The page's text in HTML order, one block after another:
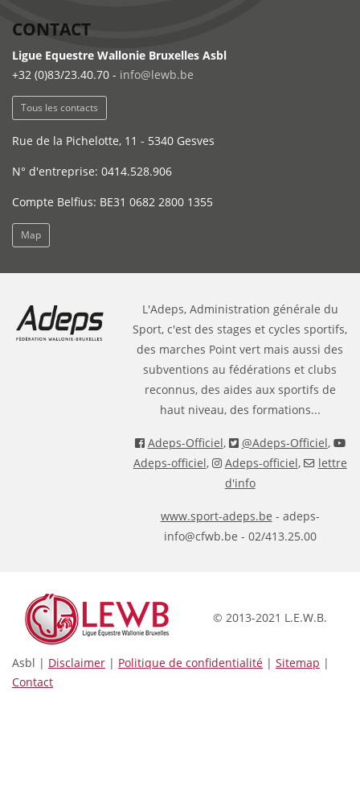
CONTACT
Ligue Equestre Wallonie Bruxelles Asbl
+32 (0)83/23.40.70 - info@lewb.be
Tous les contacts
Rue de la Pichelotte, 11 - 5340 Gesves
N° d'entreprise: 0414.528.906
Compte Belfius: BE31 0682 2800 1355
Map
L'Adeps, Administration générale du
Sport, c'est des stages et cycles sportifs,
des marches Point vert mais aussi des
subventions au fédérations et clubs
reconnus, des aides aux sportifs de
haut niveau, des formations...
Adeps-Officiel, @Adeps-Officiel,
Adeps-officiel, Adeps-officiel,
lettre
d'info
www.sport-adeps.be - adeps-
info@cfwb.be - 02/413.25.00
© 2013-2021 L.E.W.B.
Asbl | Disclaimer | Politique de confidentialité | Sitemap |
Contact